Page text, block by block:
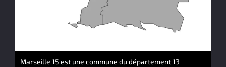
Marseille 15 est une commune du département 13